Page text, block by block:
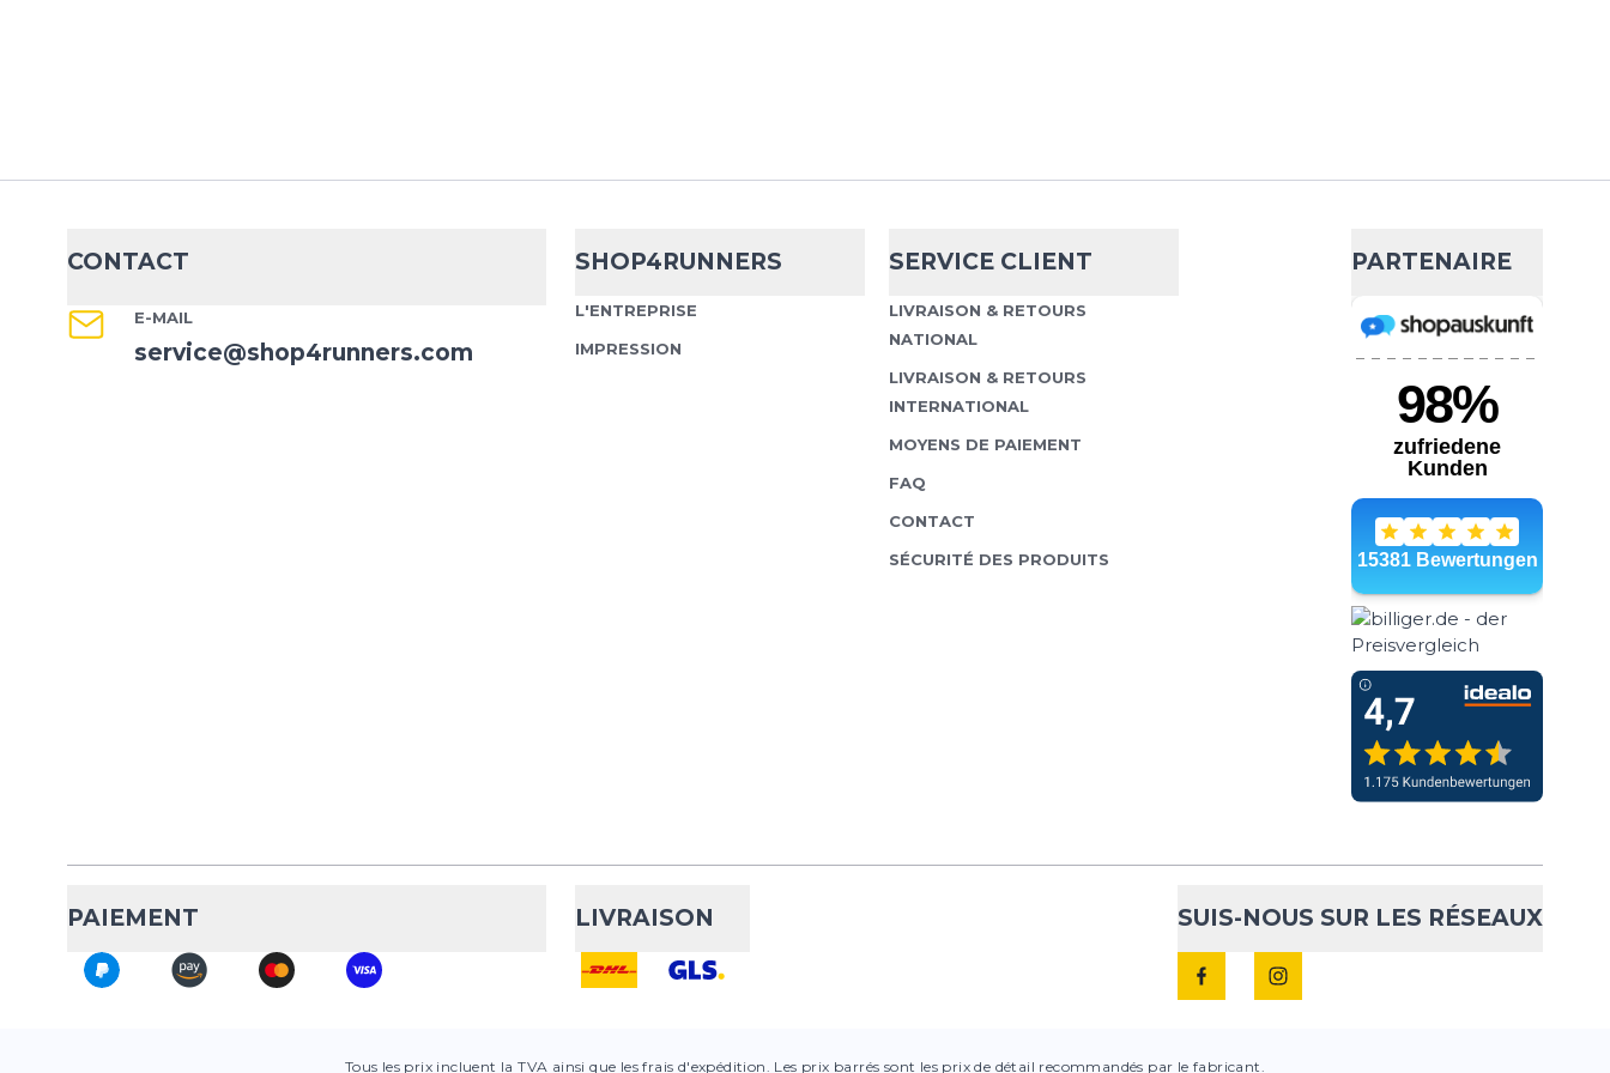
CONTACT
E-MAIL
service@shop4runners.com
SHOP4RUNNERS
L'ENTREPRISE
IMPRESSION
SERVICE CLIENT
LIVRAISON & RETOURS
NATIONAL
LIVRAISON & RETOURS
INTERNATIONAL
MOYENS DE PAIEMENT
FAQ
CONTACT
SÉCURITÉ DES PRODUITS
PARTENAIRE
SUIS-NOUS SUR LES RÉSEAUX
PAIEMENT LIVRAISON
Tous les prix incluent la TVA ainsi que les frais d'expédition. Les prix barrés sont les prix de détail recommandés par le fabricant.